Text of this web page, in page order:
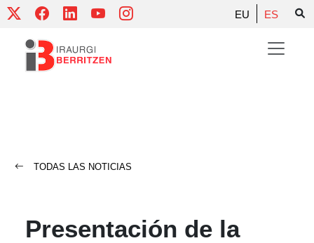
Skip
content
EU ES
TODAS LAS NOTICIAS
Presentación de la